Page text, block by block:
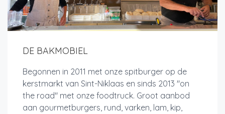
DE BAKMOBIEL
Begonnen in 2011 met onze spitburger op de
kerstmarkt van Sint-Niklaas en sinds 2013 "on
the road" met onze foodtruck. Groot aanbod
aan gourmetburgers, rund, varken, lam, kip,